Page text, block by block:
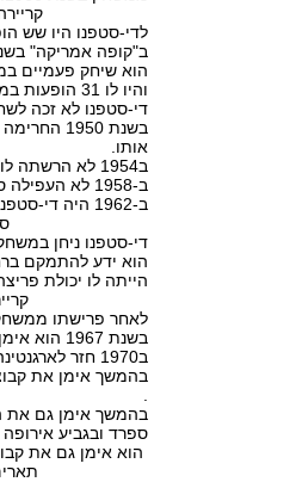
קריירה
לדי-סטפנו היו שש
ב"קופה אמריקה" בשנת
הוא שיחק פעמיים
והיו לו 31 הופעות במדי ספרד.
די-סטפנו לא זכה
בשנת
אותו.
ב1954 לא הרשתה לו פיפ"א להיכלל בסגל ספרד למונדיאל.
ב-1958 לא העפילה ספרד לטורניר הגביע העולמי אשר נערך בשוודיה.
ב-1962 היה די-סטפנו פצוע ולא נסע לצילה.
סגנון
די-סטפנו ניחן
הוא ידע להתמקם
הייתה לו יכולת
קריירת
לאחר פרישתו
בשנת 1967 הוא אימן את הקבוצה הספרדית אלצ'ה.
ב1970 חזר לארגנטינה ואימן את בוקה ג'וניורס.
בהמשך אימן גם את
ספרד ובגביע אירופה
הוא אימן גם את
תארים